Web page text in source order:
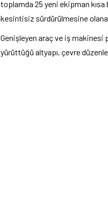
toplamda 25 yeni ekipman
kesintisiz sürdürülmesine
Genişleyen araç ve iş makinesi
yürüttüğü altyapı, çevre